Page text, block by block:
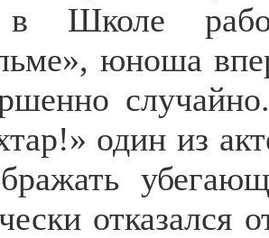
в Школе
юноша
один из